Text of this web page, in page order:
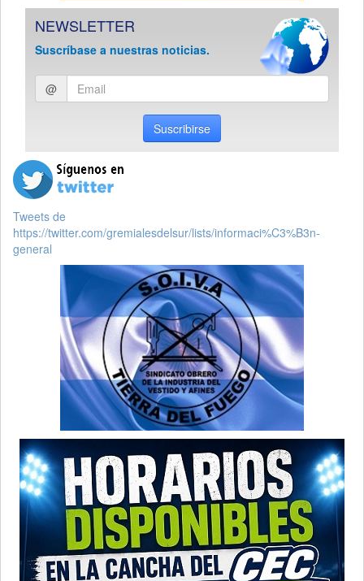
NEWSLETTER
Suscríbase a nuestras noticias.
Ingresar
email
@
Suscribirse
Tweets de
https://twitter.com/gremialesdelsur/lists/informaci%C3%B3n-
general